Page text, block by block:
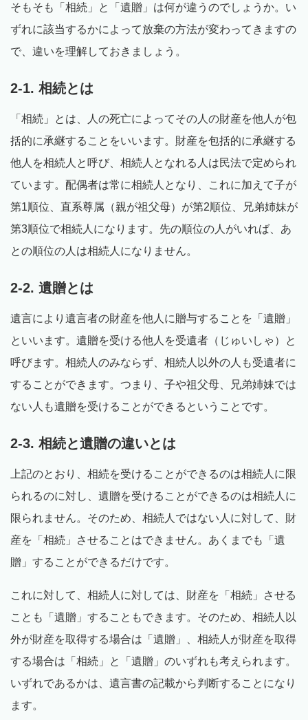
そもそも「相続」と「遺贈」は何が違うのでしょうか。い
ずれに該当するかによって放棄の方法が変わってきますの
で、違いを理解しておきましょう。
2-1. 相続とは
「相続」とは、人の死亡によってその人の財産を他人が包
括的に承継することをいいます。財産を包括的に承継する
他人を相続人と呼び、相続人となれる人は民法で定められ
ています。配偶者は常に相続人となり、これに加えて子が
第1順位、直系尊属（親が祖父母）が第2順位、兄弟姉妹が
第3順位で相続人になります。先の順位の人がいれば、あ
との順位の人は相続人になりません。
2-2. 遺贈とは
遺言により遺言者の財産を他人に贈与することを「遺贈」
といいます。遺贈を受ける他人を受遺者（じゅいしゃ）と
呼びます。相続人のみならず、相続人以外の人も受遺者に
することができます。つまり、子や祖父母、兄弟姉妹では
ない人も遺贈を受けることができるということです。
2-3. 相続と遺贈の違いとは
上記のとおり、相続を受けることができるのは相続人に限
られるのに対し、遺贈を受けることができるのは相続人に
限られません。そのため、相続人ではない人に対して、財
産を「相続」させることはできません。あくまでも「遺
贈」することができるだけです。
これに対して、相続人に対しては、財産を「相続」させる
ことも「遺贈」することもできます。そのため、相続人以
外が財産を取得する場合は「遺贈」、相続人が財産を取得
する場合は「相続」と「遺贈」のいずれも考えられます。
いずれであるかは、遺言書の記載から判断することになり
ます。